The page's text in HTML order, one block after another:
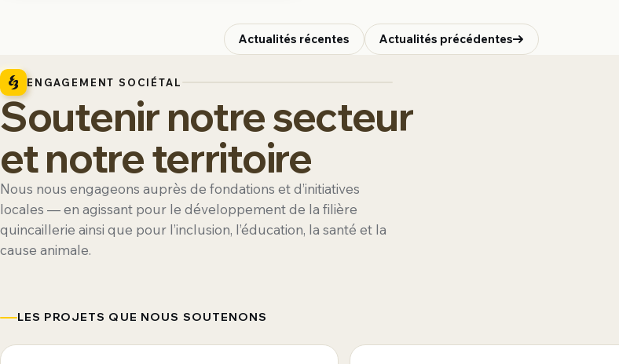
Actualités récentes Actualités précédentes
ENGAGEMENT SOCIÉTAL
Soutenir notre secteur
et notre territoire
Nous nous engageons auprès de fondations et d’initiatives
locales — en agissant pour le développement de la filière
quincaillerie ainsi que pour l’inclusion, l’éducation, la santé et la
cause animale.
LES PROJETS QUE NOUS SOUTENONS